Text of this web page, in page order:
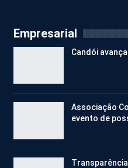
Empresarial
Candói
Associação
evento de